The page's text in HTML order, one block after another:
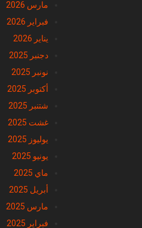
مارس 2026
فبراير 2026
يناير 2026
دجنبر 2025
نونبر 2025
أكتوبر 2025
شتنبر 2025
غشت 2025
يوليوز 2025
يونيو 2025
ماي 2025
أبريل 2025
مارس 2025
فبراير 2025